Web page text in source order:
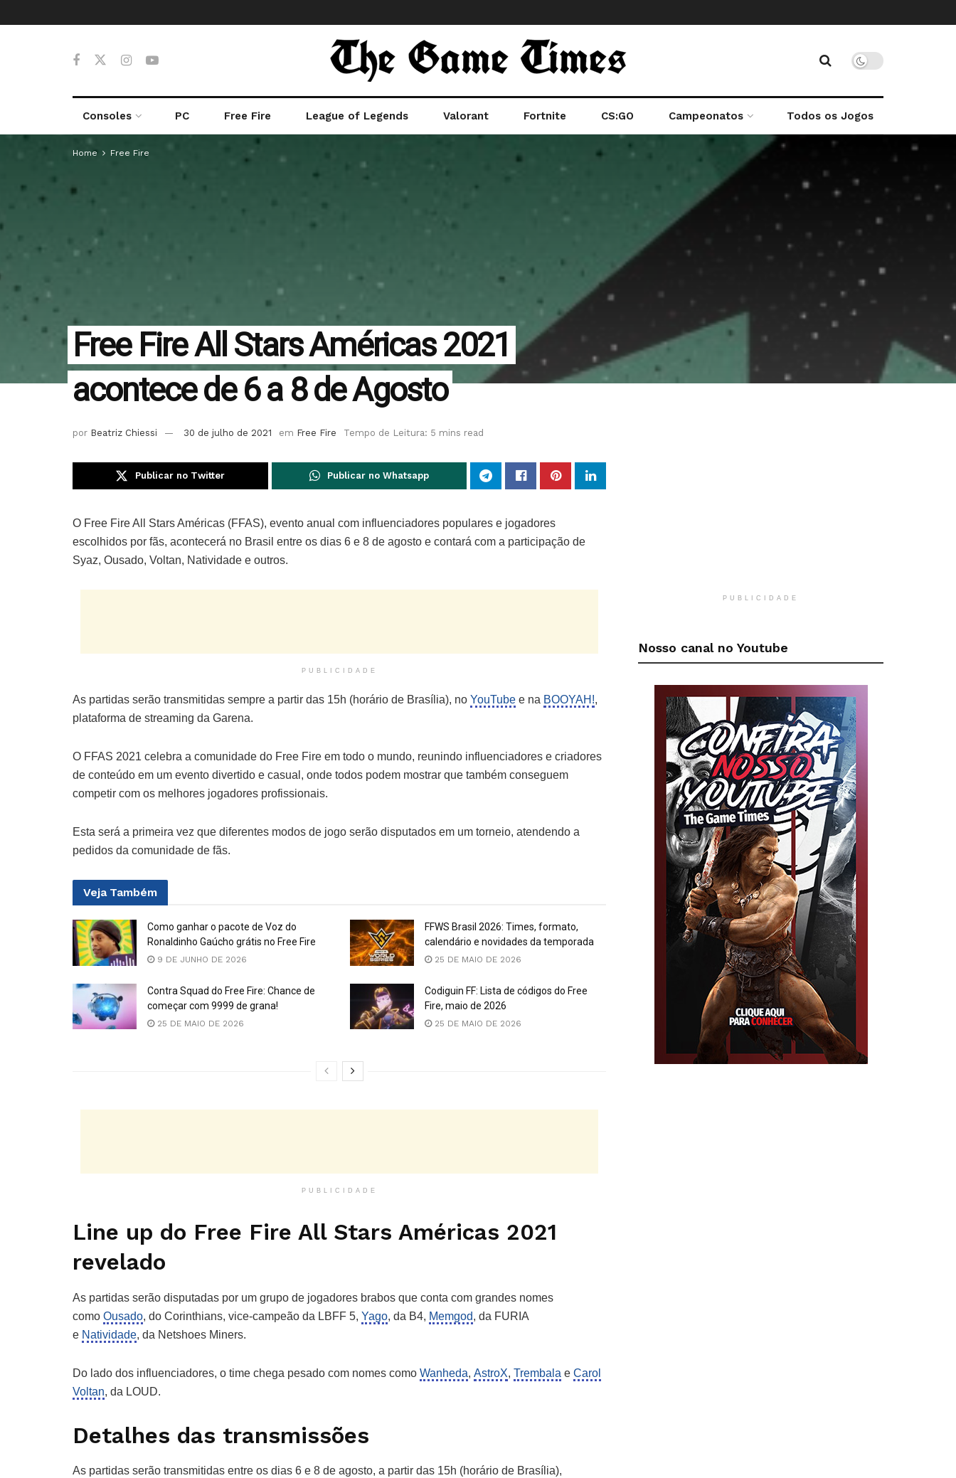
Consoles PC Free Fire League of Legends Valorant Fortnite CS:GO Campeonatos Todos os Jogos
Home Free Fire
Free Fire All Stars Américas 2021
acontece de 6 a 8 de Agosto
por Beatriz Chiessi 30 de julho de 2021 em Free Fire Tempo de Leitura: 5 mins read
Publicar no Twitter Publicar no Whatsapp
O Free Fire All Stars Américas (FFAS), evento anual com influenciadores populares e jogadores
escolhidos por fãs, acontecerá no Brasil entre os dias 6 e 8 de agosto e contará com a participação de
Syaz, Ousado, Voltan, Natividade e outros.
PUBLICIDADE
As partidas serão transmitidas sempre a partir das 15h (horário de Brasília), no YouTube e na BOOYAH!,
plataforma de streaming da Garena.
O FFAS 2021 celebra a comunidade do Free Fire em todo o mundo, reunindo influenciadores e criadores
de conteúdo em um evento divertido e casual, onde todos podem mostrar que também conseguem
competir com os melhores jogadores profissionais.
Esta será a primeira vez que diferentes modos de jogo serão disputados em um torneio, atendendo a
pedidos da comunidade de fãs.
Veja Também
Como ganhar o pacote de Voz do
Ronaldinho Gaúcho grátis no Free Fire
9 DE JUNHO DE 2026
FFWS Brasil 2026: Times, formato,
calendário e novidades da temporada
25 DE MAIO DE 2026
Contra Squad do Free Fire: Chance de
começar com 9999 de grana!
25 DE MAIO DE 2026
Codiguin FF: Lista de códigos do Free
Fire, maio de 2026
25 DE MAIO DE 2026
PUBLICIDADE
Line up do Free Fire All Stars Américas 2021
revelado
As partidas serão disputadas por um grupo de jogadores brabos que conta com grandes nomes
como Ousado, do Corinthians, vice-campeão da LBFF 5, Yago, da B4, Memgod, da FURIA
e Natividade, da Netshoes Miners.
Do lado dos influenciadores, o time chega pesado com nomes como Wanheda, AstroX, Trembala e Carol
Voltan, da LOUD.
Detalhes das transmissões
As partidas serão transmitidas entre os dias 6 e 8 de agosto, a partir das 15h (horário de Brasília),
PUBLICIDADE
Nosso canal no Youtube